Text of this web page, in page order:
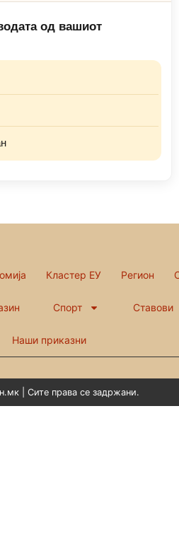
од вашиот
Кластер ЕУ Регион
Спорт Ставови
Наши приказни
| Сите права се задржани.